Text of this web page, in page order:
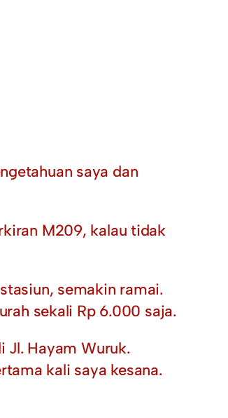
saya dan
M209, kalau tidak
semakin ramai.
sekali Rp 6.000 saja.
Jl. Hayam Wuruk.
kali saya kesana.